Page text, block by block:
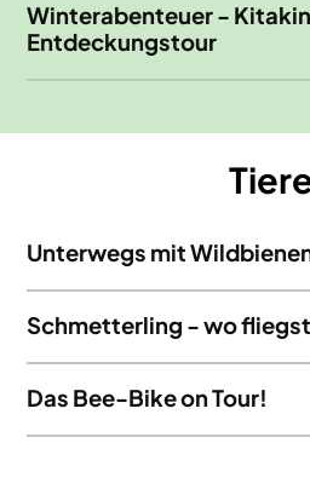
Winterabenteuer -
Entdeckungstour
Unterwegs mit
Schmetterling - wo fliegst
Das Bee-Bike on Tour!